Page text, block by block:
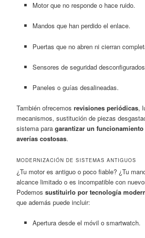
Motor que no responde o hace ruido.
Mandos que han perdido el enlace.
Puertas que no abren ni cierran
Sensores de seguridad
Paneles o guías desalineadas.
También ofrecemosrevisiones periódicas,
mecanismos, sustitución de piezas
sistema paragarantizar un
averías costosas.
MODERNIZACIÓN DE SISTEMAS ANTIGUOS
¿Tu motor es antiguo o poco fiable? ¿Tu
alcance limitado o es incompatible con
Podemossustituirlo por tecnología
que además puede incluir:
Apertura desde el móvil o smartwatch.